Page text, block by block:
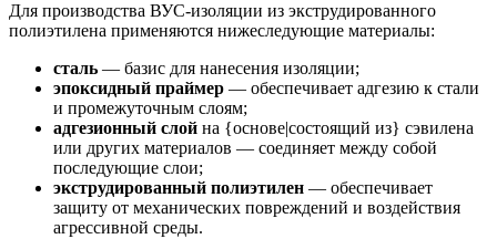
Для производства ВУС-изоляции из экструдированного
полиэтилена применяются нижеследующие материалы:
сталь — базис для нанесения изоляции;
эпоксидный праймер — обеспечивает адгезию к стали
и промежуточным слоям;
адгезионный слой на {основе|состоящий из} сэвилена
или других материалов — соединяет между собой
последующие слои;
экструдированный полиэтилен — обеспечивает
защиту от механических повреждений и воздействия
агрессивной среды.